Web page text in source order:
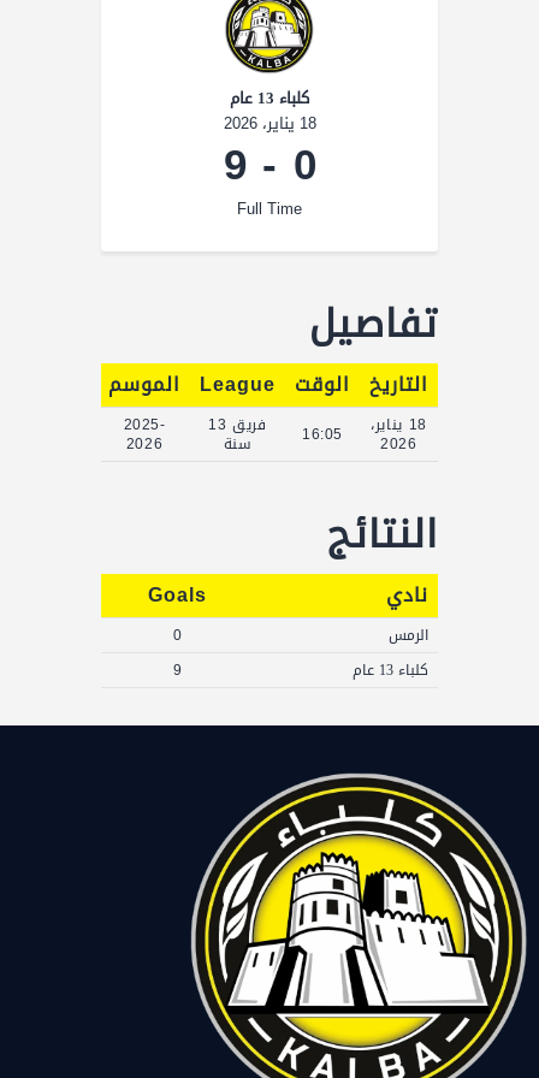
كلباء 13 عام
18 يناير، 2026
0
-
9
Full Time
تفاصيل
التاريخ الوقت League الموسم
18 يناير،
2026
16:05 فريق 13
سنة
2025-
2026
النتائج
نادي Goals
الرمس
0
كلباء 13 عام
9